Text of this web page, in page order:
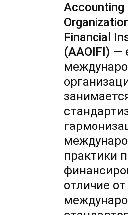
Accounting
Financial
(AAOIFI) —
практики
отличие